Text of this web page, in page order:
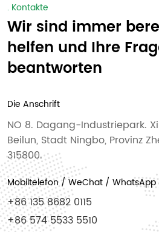
. Kontakte
Wir sind immer
helfen und Ihre
beantworten
Die Anschrift
NO 8. Dagang-Industriepark.
Beilun, Stadt Ningbo, Provinz
315800.
Mobiltelefon / WeChat / WhatsApp
+86 135 8682 0115
+86 574 5533 5510